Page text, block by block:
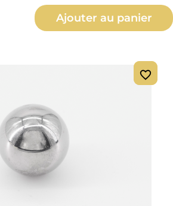
: Entrez la
Ajouter au panier